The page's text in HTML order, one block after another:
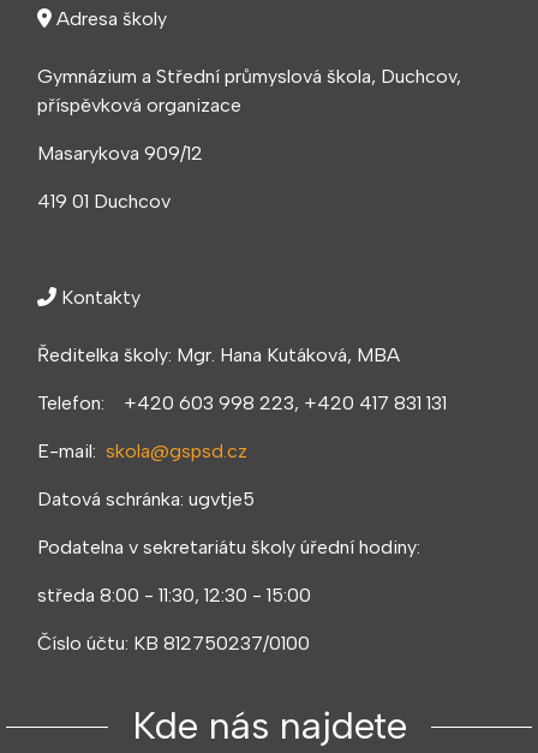
Adresa školy
Gymnázium a Střední průmyslová škola, Duchcov,
příspěvková organizace
Masarykova 909/12
419 01 Duchcov
Kontakty
Ředitelka školy: Mgr. Hana Kutáková, MBA
Telefon: +420 603 998 223, +420 417 831 131
E-mail: skola@gspsd.cz
Datová schránka: ugvtje5
Podatelna v sekretariátu školy úřední hodiny:
středa 8:00 - 11:30, 12:30 - 15:00
Číslo účtu: KB 812750237/0100
Kde nás najdete